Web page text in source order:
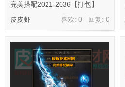
完美搭配2021-2036【打包】
喜欢: 0 回复: 0
皮皮虾